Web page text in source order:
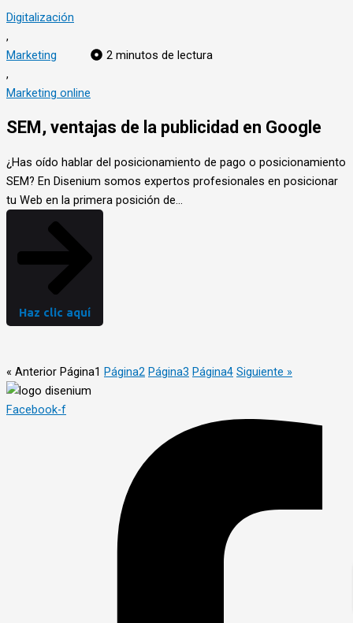
Digitalización
,
Marketing
,
Marketing online
2 minutos de lectura
SEM, ventajas de la publicidad en Google
¿Has oído hablar del posicionamiento de pago o posicionamiento
SEM? En Disenium somos expertos profesionales en posicionar
tu Web en la primera posición de…
Haz clic aquí
« Anterior Página1 Página2 Página3 Página4 Siguiente »
Facebook-f